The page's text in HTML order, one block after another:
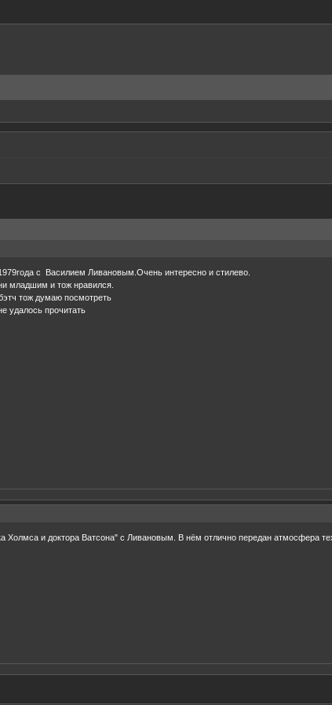
с Василием Ливановым.Очень интересно и стилево.
младшим и тож нравился.
тож думаю посмотреть
удалось прочитать
Холмса и доктора Ватсона" с Ливановым. В нём отлично передан атмосфера